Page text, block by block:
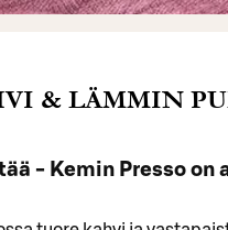
& LÄMMIN
- Kemin Presso on